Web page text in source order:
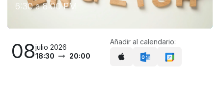
6:30 a 8:00 PM
08julio 2026
18:30
20:00
Añadir al calendario: